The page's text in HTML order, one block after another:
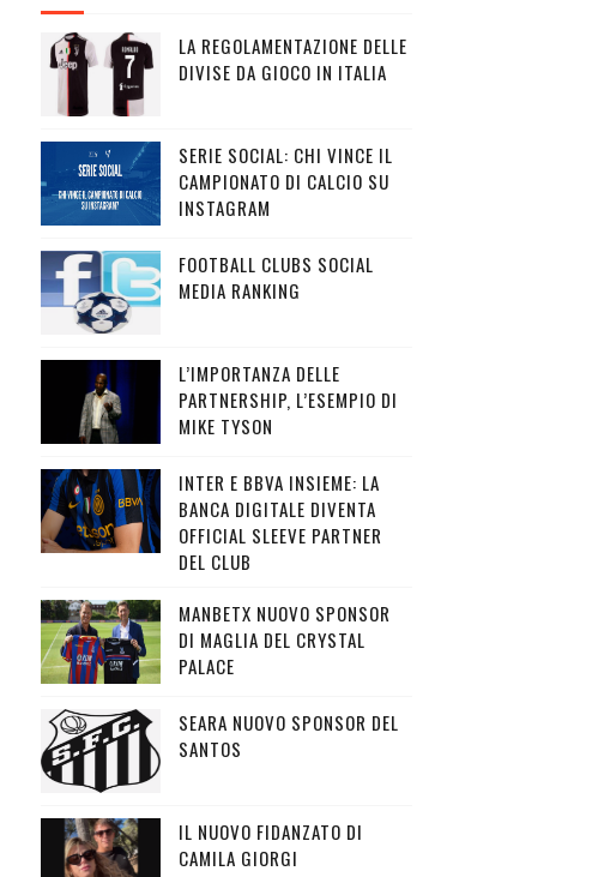
LA REGOLAMENTAZIONE DELLE
DIVISE DA GIOCO IN ITALIA
SERIE SOCIAL: CHI VINCE IL
CAMPIONATO DI CALCIO SU
INSTAGRAM
FOOTBALL CLUBS SOCIAL
MEDIA RANKING
L’IMPORTANZA DELLE
PARTNERSHIP, L’ESEMPIO DI
MIKE TYSON
INTER E BBVA INSIEME: LA
BANCA DIGITALE DIVENTA
OFFICIAL SLEEVE PARTNER
DEL CLUB
MANBETX NUOVO SPONSOR
DI MAGLIA DEL CRYSTAL
PALACE
SEARA NUOVO SPONSOR DEL
SANTOS
IL NUOVO FIDANZATO DI
CAMILA GIORGI